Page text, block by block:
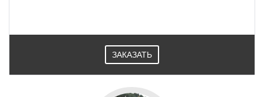
ЗАКАЗАТЬ